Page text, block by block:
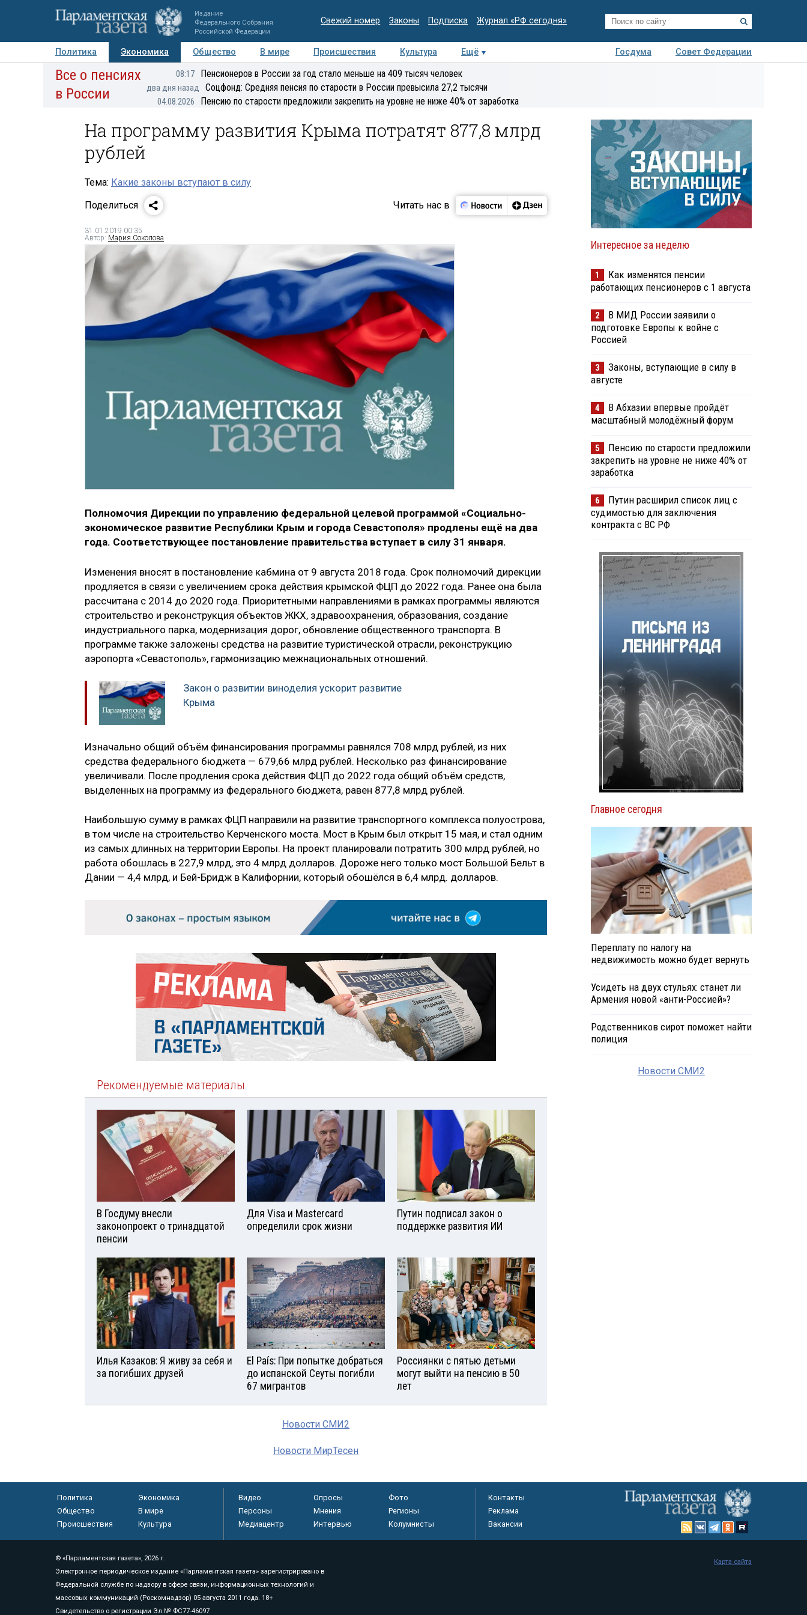
Издание
Федерального Собрания
Российской Федерации
Свежий номер Законы Подписка Журнал «РФ сегодня»
Политика Экономика Общество В мире Происшествия Культура Ещё Госдума
Совет Федерации
Авторы Персоны Мнения Регионы Медиацентр Интервью Колумнисты
Все о пенсиях
в России
08:17 Пенсионеров в России за год стало меньше на 409 тысяч человек
два дня назад Соцфонд: Средняя пенсия по старости в России превысила 27,2 тысячи
04.08.2026 Пенсию по старости предложили закрепить на уровне не ниже 40% от заработка
На программу развития Крыма потратят 877,8 млрд
рублей
Тема: Какие законы вступают в силу
Поделиться
Читать нас в
31.01.2019 00:35
Автор: Мария Соколова
Полномочия Дирекции по управлению федеральной целевой программой «Социально-
экономическое развитие Республики Крым и города Севастополя» продлены ещё на два
года. Соответствующее постановление правительства вступает в силу 31 января.
Изменения вносят в постановление кабмина от 9 августа 2018 года. Срок полномочий дирекции
продляется в связи с увеличением срока действия крымской ФЦП до 2022 года. Ранее она была
рассчитана с 2014 до 2020 года. Приоритетными направлениями в рамках программы являются
строительство и реконструкция объектов ЖКХ, здравоохранения, образования, создание
индустриального парка, модернизация дорог, обновление общественного транспорта. В
программе также заложены средства на развитие туристической отрасли, реконструкцию
аэропорта «Севастополь», гармонизацию межнациональных отношений.
Закон о развитии виноделия ускорит развитие
Крыма
Изначально общий объём финансирования программы равнялся 708 млрд рублей, из них
средства федерального бюджета — 679,66 млрд рублей. Несколько раз финансирование
увеличивали. После продления срока действия ФЦП до 2022 года общий объём средств,
выделенных на программу из федерального бюджета, равен 877,8 млрд рублей.
Наибольшую сумму в рамках ФЦП направили на развитие транспортного комплекса полуострова,
в том числе на строительство Керченского моста. Мост в Крым был открыт 15 мая, и стал одним
из самых длинных на территории Европы. На проект планировали потратить 300 млрд рублей, но
работа обошлась в 227,9 млрд, это 4 млрд долларов. Дороже него только мост Большой Бельт в
Дании — 4,4 млрд, и Бей-Бридж в Калифорнии, который обошёлся в 6,4 млрд. долларов.
Рекомендуемые материалы
В Госдуму внесли
законопроект о тринадцатой
пенсии
Для Visа и Mastercard
определили срок жизни
Путин подписал закон о
поддержке развития ИИ
Илья Казаков: Я живу за себя и
за погибших друзей
El País: При попытке добраться
до испанской Сеуты погибли
67 мигрантов
Россиянки с пятью детьми
могут выйти на пенсию в 50
лет
Новости СМИ2
Новости МирТесен
Интересное за неделю
1
Как изменятся пенсии
работающих пенсионеров с 1 августа
2
В МИД России заявили о
подготовке Европы к войне с
Россией
3
Законы, вступающие в силу в
августе
4
В Абхазии впервые пройдёт
масштабный молодёжный форум
5
Пенсию по старости предложили
закрепить на уровне не ниже 40% от
заработка
6
Путин расширил список лиц с
судимостью для заключения
контракта с ВС РФ
Главное сегодня
Переплату по налогу на
недвижимость можно будет вернуть
Усидеть на двух стульях: станет ли
Армения новой «анти-Россией»?
Родственников сирот поможет найти
полиция
Новости СМИ2
Политика
Экономика
Общество
В мире
Происшествия
Культура
Видео Опросы
Фото
Персоны
Мнения
Регионы
Медиацентр
Интервью Колумнисты
Контакты
Реклама
Вакансии
© «Парламентская газета», 2026 г.
Электронное периодическое издание «Парламентская газета» зарегистрировано в
Федеральной службе по надзору в сфере связи, информационных технологий и
массовых коммуникаций (Роскомнадзор) 05 августа 2011 года. 18+
Свидетельство о регистрации Эл № ФС77-46097
Карта сайта